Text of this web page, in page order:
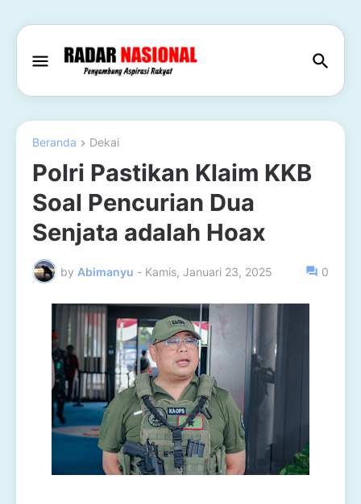
Beranda Dekai
Polri Pastikan Klaim KKB
Soal Pencurian Dua
Senjata adalah Hoax
by Abimanyu - Kamis, Januari 23, 2025 0